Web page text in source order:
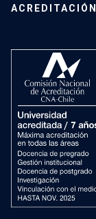
ACREDITACIÓN